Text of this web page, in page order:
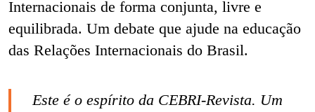
Internacionais de forma conjunta, livre e
equilibrada. Um debate que ajude na educação
das Relações Internacionais do Brasil.
Este é o espírito da CEBRI-Revista. Um